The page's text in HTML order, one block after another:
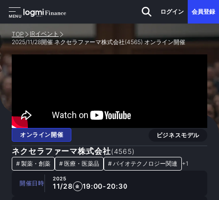
MENU
ログイン 会員登録
TOP
IRイベント
2025/11/28開催 ネクセラファーマ株式会社(4565) オンライン開催
オンライン開催 ビジネスモデル
ネクセラファーマ株式会社(4565)
#製薬・創薬 #医療・医薬品 #バイオテクノロジー関連 +1
開催日時
2025
11/28 金 19:00-20:30